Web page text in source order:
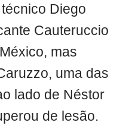
Diego
Cauteruccio
mas
uma das
lado de Néstor
de lesão.